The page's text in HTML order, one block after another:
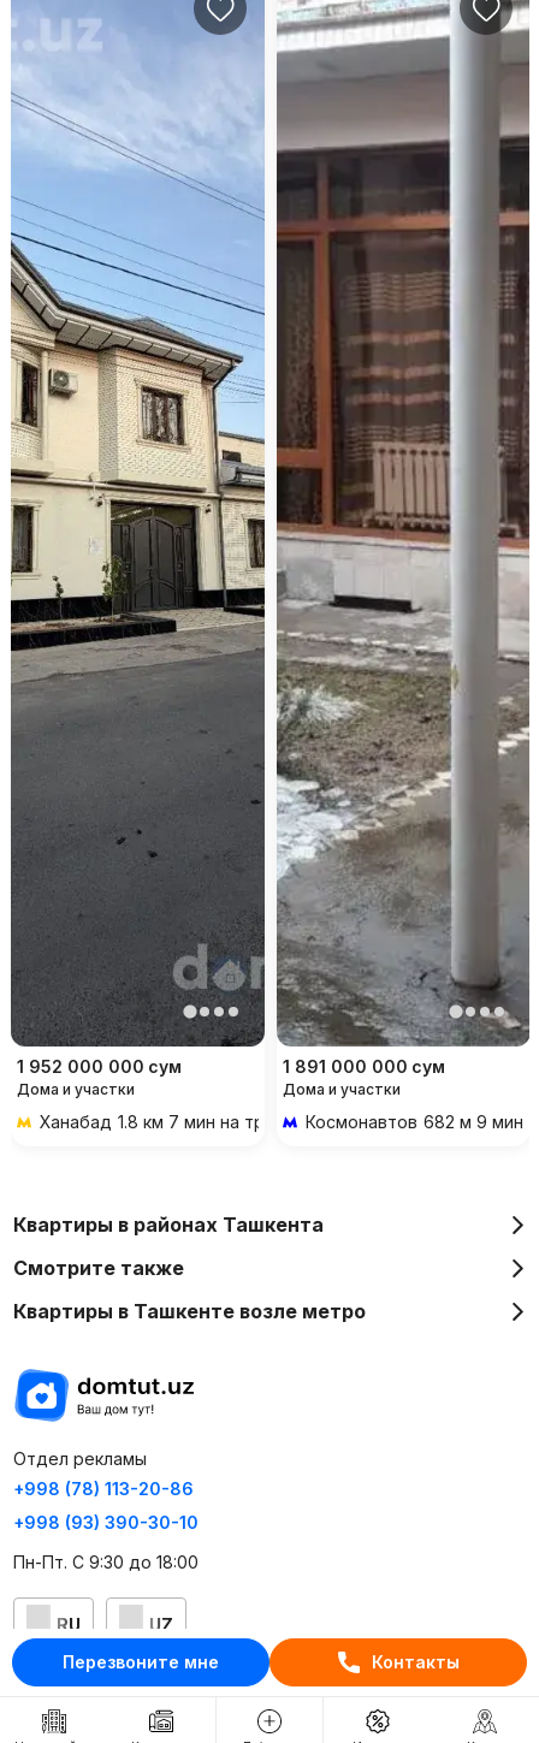
Перезвоните мне Контакты
1 952 000 000 сум
Дома и участки
Ханабад 1.8 км 7 мин на транспорте
1 891 000 000 сум
Дома и участки
Космонавтов 682 м 9 мин
Квартиры в районах Ташкента
Смотрите также
Квартиры в Ташкенте возле метро
Отдел рекламы
+998 (78) 113-20-86
+998 (93) 390-30-10
Пн-Пт. С 9:30 до 18:00
RU UZ
Контакты
О проекте